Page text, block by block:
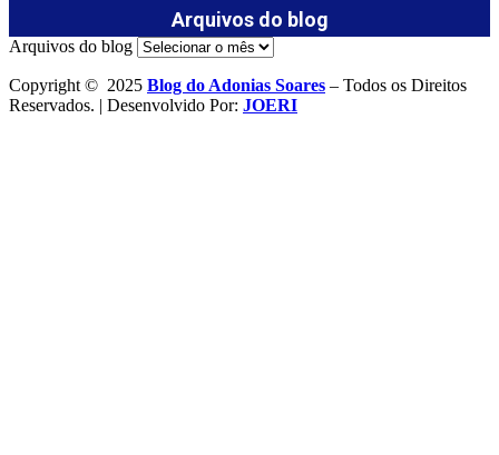
Arquivos do blog
Arquivos do blog
Copyright © 2025 Blog do Adonias Soares – Todos os Direitos
Reservados. | Desenvolvido Por: JOERI